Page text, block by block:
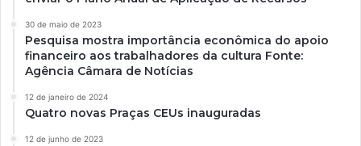
30 de maio de 2023
Pesquisa mostra importância econômica do apoio
financeiro aos trabalhadores da cultura Fonte:
Agência Câmara de Notícias
12 de janeiro de 2024
Quatro novas Praças CEUs inauguradas
12 de junho de 2023